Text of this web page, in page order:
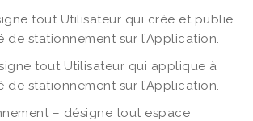
tout Utilisateur qui crée et publie
de stationnement sur l’Application.
tout Utilisateur qui applique à
de stationnement sur l’Application.
– désigne tout espace